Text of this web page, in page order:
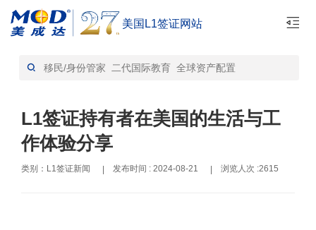
美国L1签证网站
首页> L1签证新闻-资讯
L1签证持有者在美国的生活与工
作体验分享
类别：L1签证新闻 | 发布时间 : 2024-08-21 | 浏览人次 :2615